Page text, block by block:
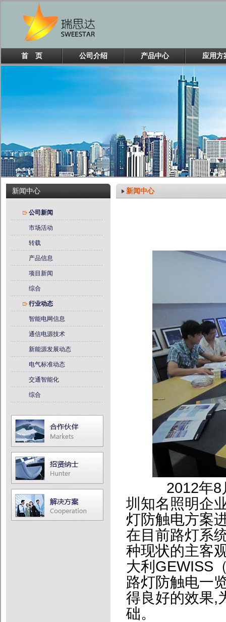
首 页 公司介绍 产品中心 应用方
新闻中心
公司新闻
市场活动
转载
产品信息
项目新闻
综合
行业动态
智能电网信息
通信电源技术
新能源发展动态
电气标准动态
交通智能化
综合
新闻中心
2012年
圳知名照明企
灯防触电方案
在目前路灯系
种现状的主客
大利GEWISS
路灯防触电一
得良好的效果,
础。